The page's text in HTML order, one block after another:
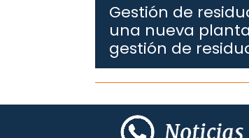
Gestión de
una nueva
gestión de